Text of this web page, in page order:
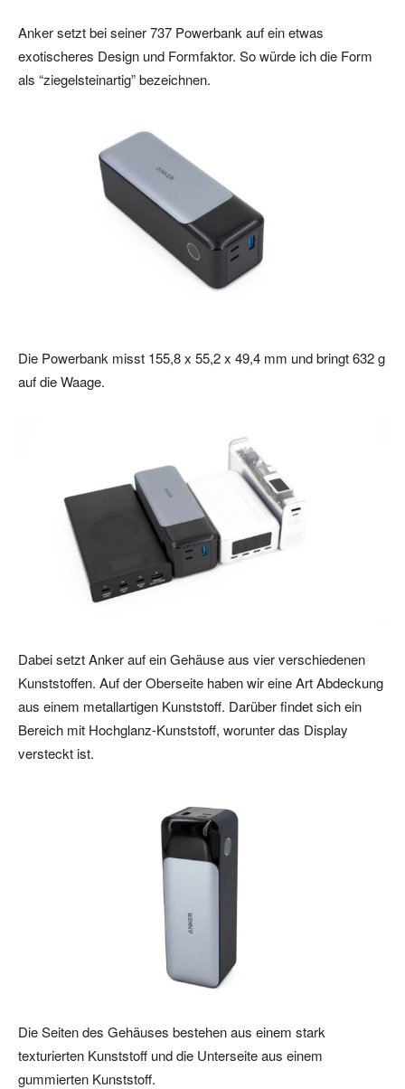
Anker setzt bei seiner 737 Powerbank auf ein etwas
exotischeres Design und Formfaktor. So würde ich die Form
als “ziegelsteinartig” bezeichnen.
Die Powerbank misst 155,8 x 55,2 x 49,4 mm und bringt 632 g
auf die Waage.
Dabei setzt Anker auf ein Gehäuse aus vier verschiedenen
Kunststoffen. Auf der Oberseite haben wir eine Art Abdeckung
aus einem metallartigen Kunststoff. Darüber findet sich ein
Bereich mit Hochglanz-Kunststoff, worunter das Display
versteckt ist.
Die Seiten des Gehäuses bestehen aus einem stark
texturierten Kunststoff und die Unterseite aus einem
gummierten Kunststoff.